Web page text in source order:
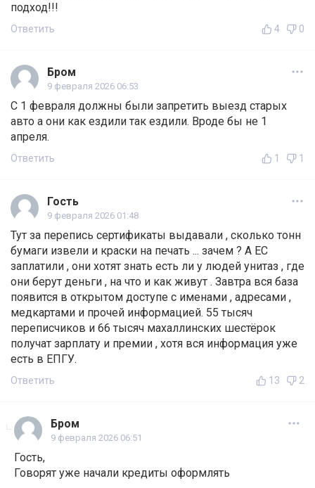
подход!!!
Ответить 4 0
Бром
9 февраля 2026 06:53
С 1 февраля должны были запретить выезд старых
авто а они как ездили так ездили. Вроде бы не 1
апреля.
Ответить 1 1
Гость
9 февраля 2026 01:48
Тут за перепись сертификаты выдавали , сколько тонн
бумаги извели и краски на печать ... зачем ? А ЕС
заплатили , они хотят знать есть ли у людей унитаз , где
они берут деньги , на что и как живут . Завтра вся база
появится в открытом доступе с именами , адресами ,
медкартами и прочей информацией. 55 тысяч
переписчиков и 66 тысяч махаллинских шестёрок
получат зарплату и премии , хотя вся информация уже
есть в ЕПГУ.
Ответить 13 2
Бром
9 февраля 2026 06:51
Гость,
Говорят уже начали кредиты оформлять